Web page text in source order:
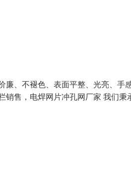
廉、不褪色、表面平整、光亮、手
售，电焊网片冲孔网厂家 我们秉